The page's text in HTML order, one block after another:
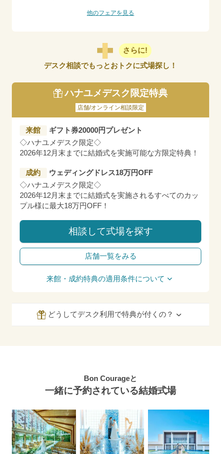
他のフェアを見る
さらに!
デスク相談でもっとおトクに式場探し！
ハナユメデスク限定特典
店舗/オンライン相談限定
来館
ギフト券20000円プレゼント
◇ハナユメデスク限定◇
2026年12月末までに結婚式を実施可能な方限定特典！
成約
ウェディングドレス18万円OFF
◇ハナユメデスク限定◇
2026年12月末までに結婚式を実施されるすべてのカッ
プル様に最大18万円OFF！
相談して式場を探す
店舗一覧をみる
来館・成約特典の適用条件について
どうしてデスク利用で特典が付くの？
Bon Courageと
一緒に予約されている結婚式場